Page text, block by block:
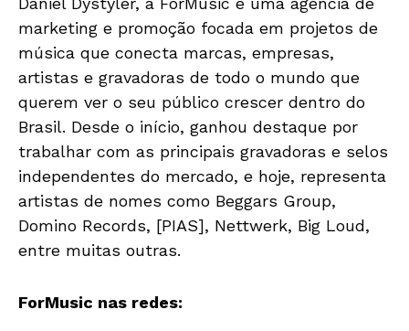
marketing e promoção focada em projetos de
música que conecta marcas, empresas,
artistas e gravadoras de todo o mundo que
querem ver o seu público crescer dentro do
Brasil. Desde o início, ganhou destaque por
trabalhar com as principais gravadoras e selos
independentes do mercado, e hoje, representa
artistas de nomes como Beggars Group,
Domino Records, [PIAS], Nettwerk, Big Loud,
entre muitas outras.
ForMusic nas redes: